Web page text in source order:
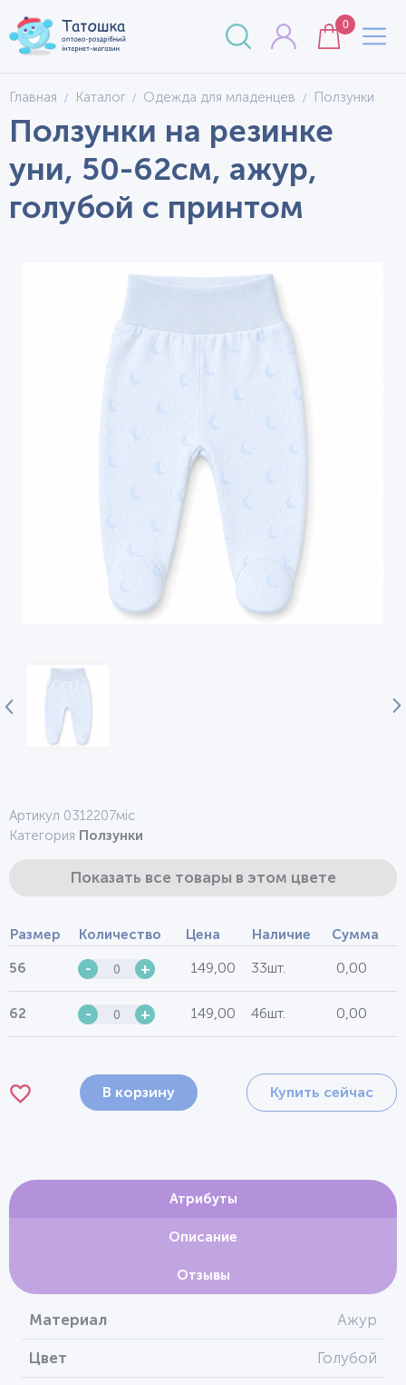
0
Главная Каталог Одежда для младенцев Ползунки
Ползунки на резинке
уни, 50-62см, ажур,
голубой с принтом
Артикул 0312207міс
Категория Ползунки
Показать все товары в этом цвете
Размер Количество Цена Наличие Сумма
56 - + 149,00 33шт. 0,00
62 - + 149,00 46шт. 0,00
В корзину Купить сейчас
Атрибуты
Описание
Отзывы
Материал Ажур
Цвет Голубой